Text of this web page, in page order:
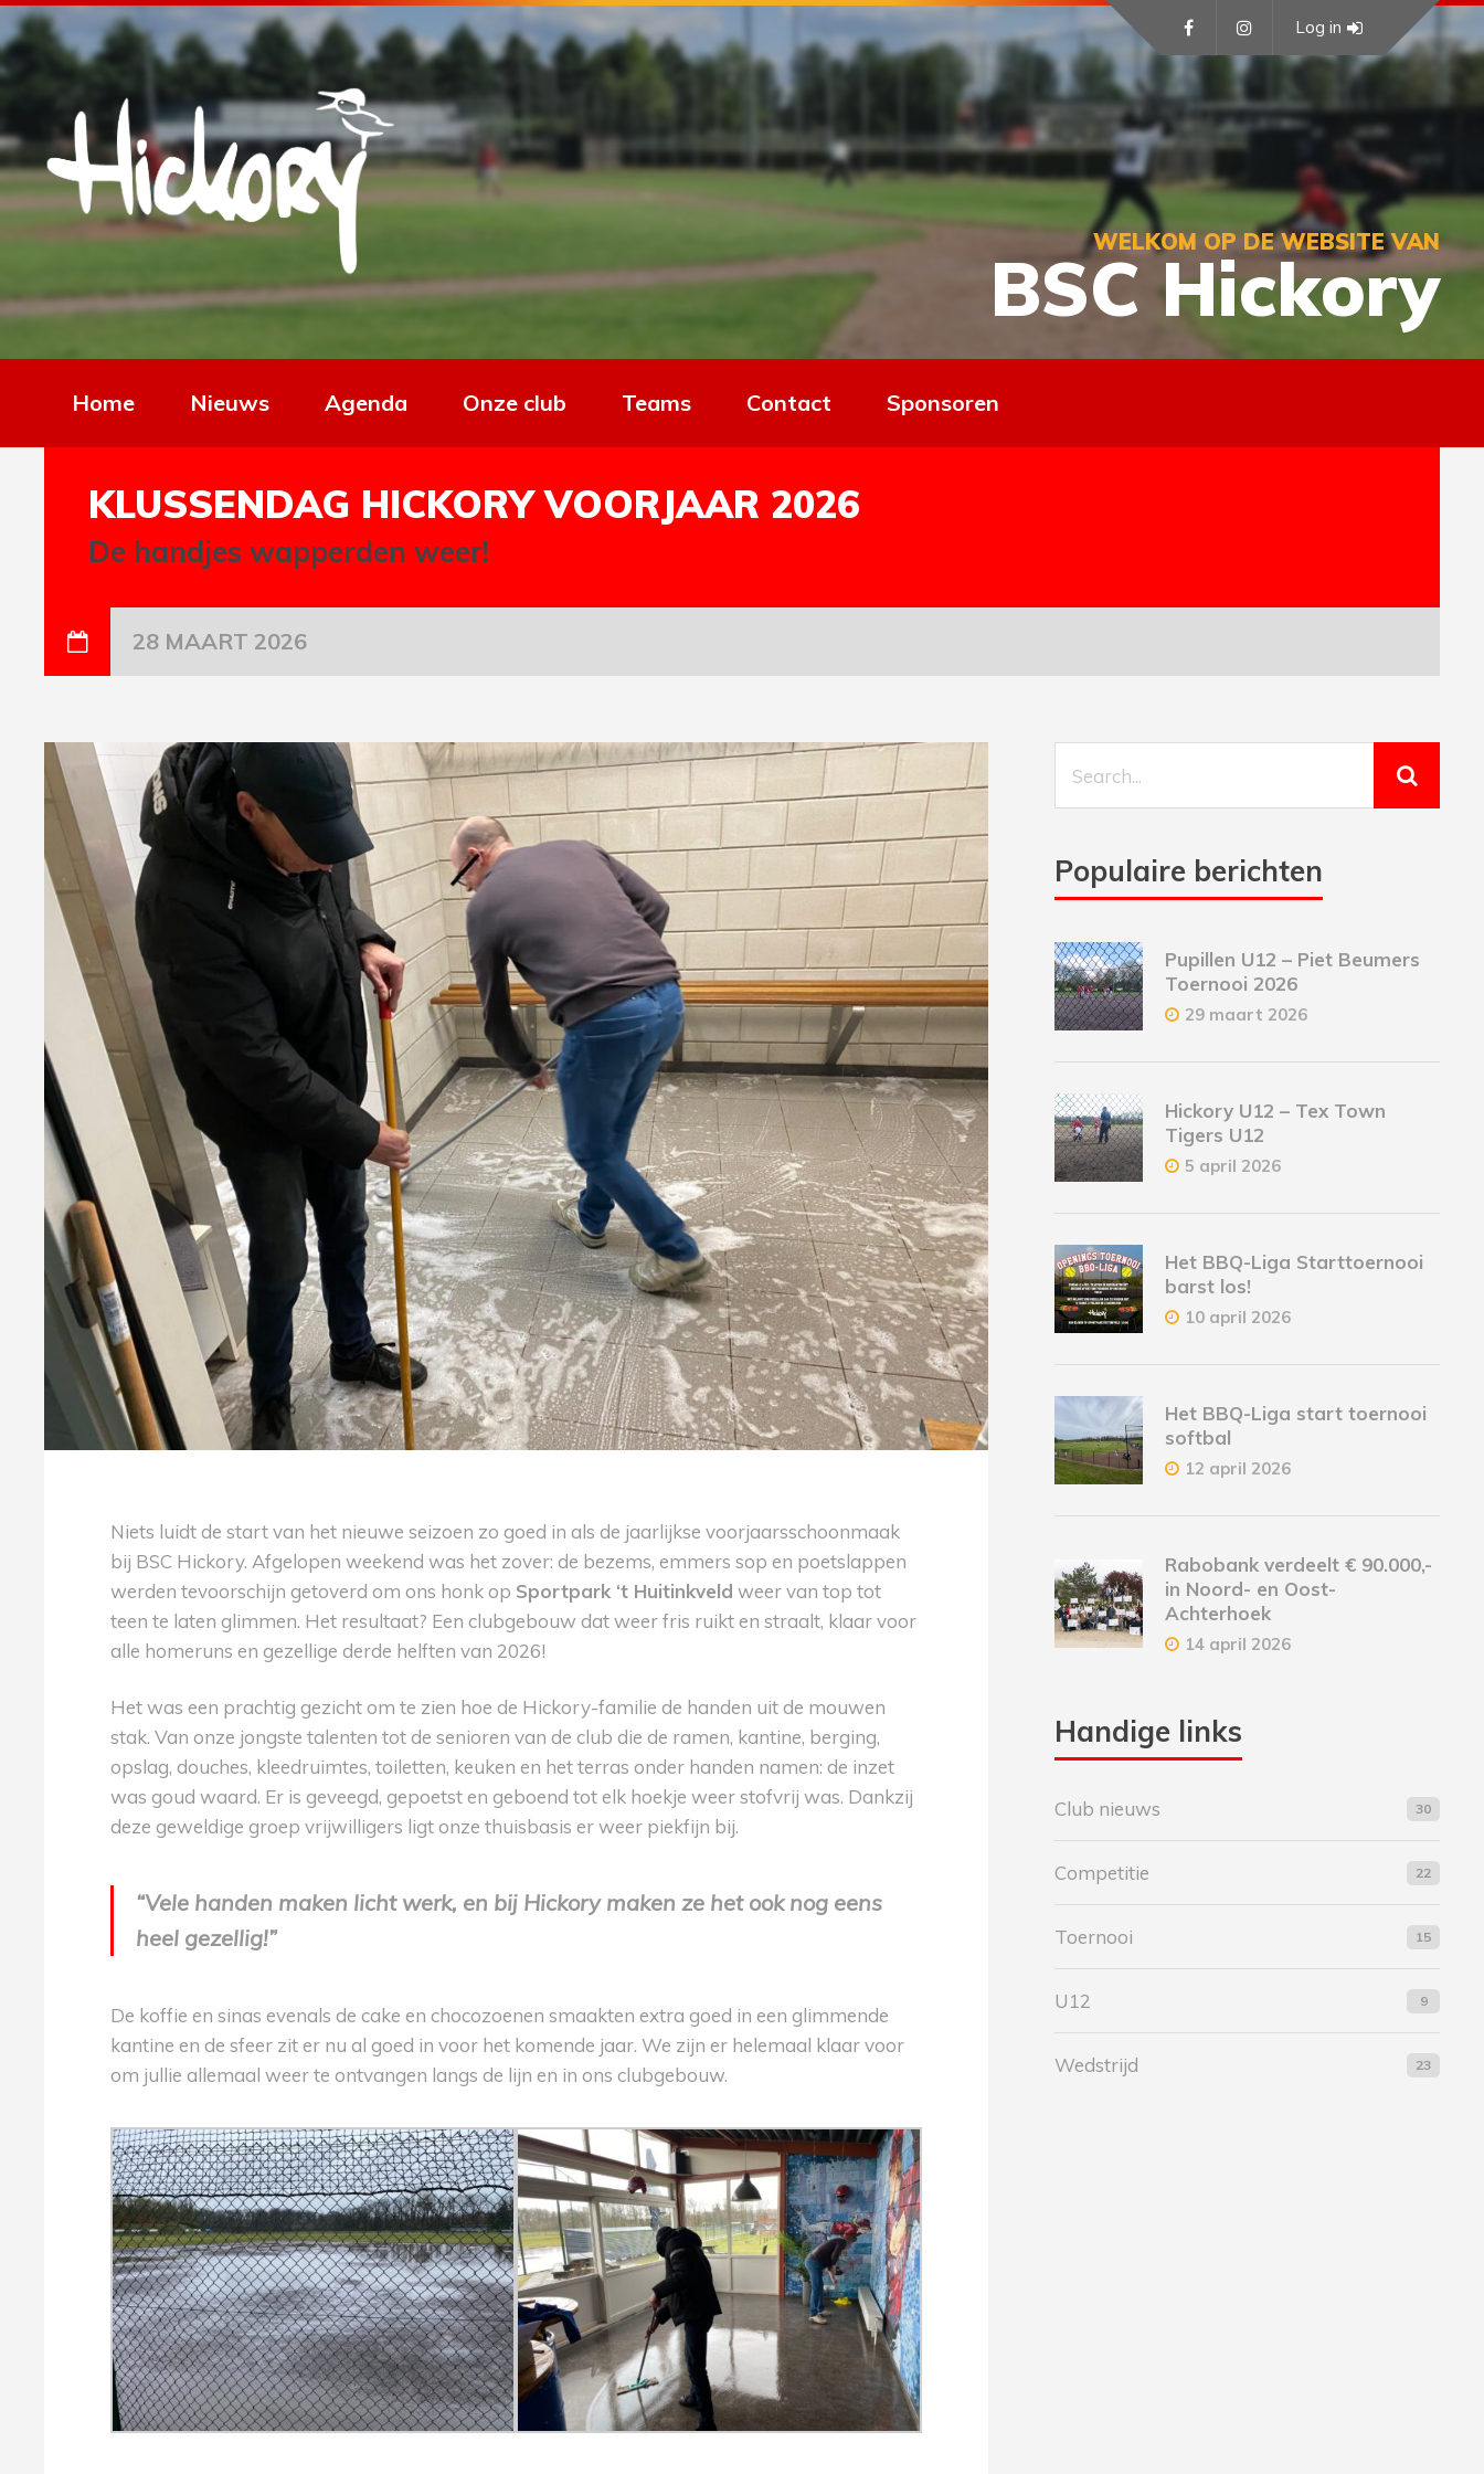
WELKOM OP DE WEBSITE VAN
BSC Hickory
Log in
Home Nieuws Agenda Onze club Teams Contact Sponsoren
KLUSSENDAG HICKORY VOORJAAR 2026
De handjes wapperden weer!
28 MAART 2026
Niets luidt de start van het nieuwe seizoen zo goed in als de jaarlijkse voorjaarsschoonmaak
bij BSC Hickory. Afgelopen weekend was het zover: de bezems, emmers sop en poetslappen
werden tevoorschijn getoverd om ons honk op Sportpark ‘t Huitinkveld weer van top tot
teen te laten glimmen. Het resultaat? Een clubgebouw dat weer fris ruikt en straalt, klaar voor
alle homeruns en gezellige derde helften van 2026!
Het was een prachtig gezicht om te zien hoe de Hickory-familie de handen uit de mouwen
stak. Van onze jongste talenten tot de senioren van de club die de ramen, kantine, berging,
opslag, douches, kleedruimtes, toiletten, keuken en het terras onder handen namen: de inzet
was goud waard. Er is geveegd, gepoetst en geboend tot elk hoekje weer stofvrij was. Dankzij
deze geweldige groep vrijwilligers ligt onze thuisbasis er weer piekfijn bij.
“Vele handen maken licht werk, en bij Hickory maken ze het ook nog eens
heel gezellig!”
De koffie en sinas evenals de cake en chocozoenen smaakten extra goed in een glimmende
kantine en de sfeer zit er nu al goed in voor het komende jaar. We zijn er helemaal klaar voor
om jullie allemaal weer te ontvangen langs de lijn en in ons clubgebouw.
Populaire berichten
Pupillen U12 – Piet Beumers
Toernooi 2026
29 maart 2026
Hickory U12 – Tex Town
Tigers U12
5 april 2026
Het BBQ-Liga Starttoernooi
barst los!
10 april 2026
Het BBQ-Liga start toernooi
softbal
12 april 2026
Rabobank verdeelt € 90.000,-
in Noord- en Oost-
Achterhoek
14 april 2026
Handige links
Club nieuws 30
Competitie 22
Toernooi 15
U12 9
Wedstrijd 23